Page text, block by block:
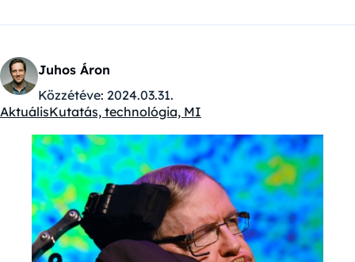
Juhos Áron
Közzétéve: 2024.03.31.
Kategóriák:
AktuálisKutatás, technológia, MI